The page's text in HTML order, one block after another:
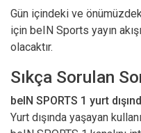
Gün içindeki ve
için beIN Sports yayın akışı
olacaktır.
Sıkça Sorulan
beIN SPORTS 1 yurt
Yurt dışında yaşayan